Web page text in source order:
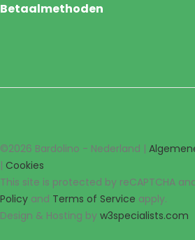
Betaalmethoden
©2026 Bardolino - Nederland |
| Cookies
This site is protected by reCAPTCHA
Policy and Terms of Service apply.
Design & Hosting by w3specialists.com